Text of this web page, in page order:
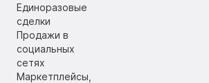
Единоразовые
сделки
Продажи в
социальных
сетях
Маркетплейсы,